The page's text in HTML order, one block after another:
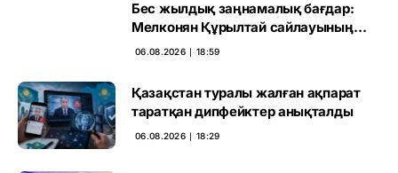
Бес жылдық заңнамалық бағдар:
Мелконян Құрылтай сайлауының
маңызын бағалады
06.08.2026 ∣ 18:59
Қазақстан туралы жалған ақпарат
таратқан дипфейктер анықталды
06.08.2026 ∣ 18:29